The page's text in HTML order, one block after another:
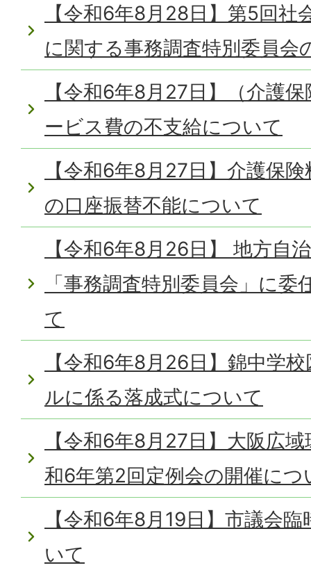
【令和6年8月28日】第5回社
に関する事務調査特別委員会
【令和6年8月27日】（介護
ービス費の不支給について
【令和6年8月27日】介護保
の口座振替不能について
【令和6年8月26日】 地方自
「事務調査特別委員会」に
て
【令和6年8月26日】錦中学
ルに係る落成式について
【令和6年8月27日】大阪広
和6年第2回定例会の開催につ
【令和6年8月19日】市議会
いて